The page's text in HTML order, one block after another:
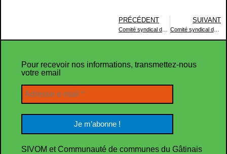
PRÉCÉDENT SUIVANT
Comité syndical du 18 septembre 2020
Pour recevoir nos informations, transmettez-nous
votre email
SIVOM et Communauté de communes du Gâtinais